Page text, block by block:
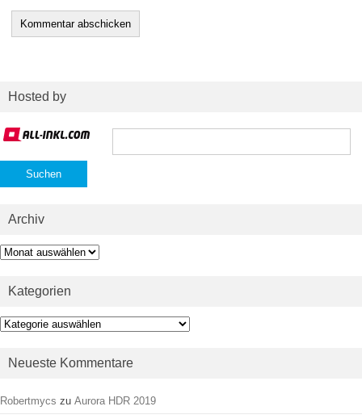
Hosted by
Suchen
Archiv
Archiv
Kategorien
Kategorien
Neueste Kommentare
Robertmycs zu Aurora HDR 2019